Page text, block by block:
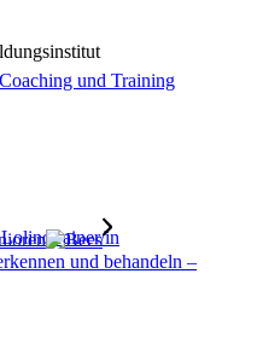
und Training
in
und behandeln –